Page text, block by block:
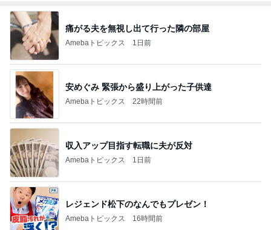
痛がる夫を無視し出て行った隣の部屋
Amebaトピックス 1日前
安めぐみ 緊張から盛り上がった子供達
Amebaトピックス 22時間前
収入アップ目指す転職に夫が反対
Amebaトピックス 1日前
レジェンド松下のなんでもプレゼン！
Amebaトピックス 16時間前